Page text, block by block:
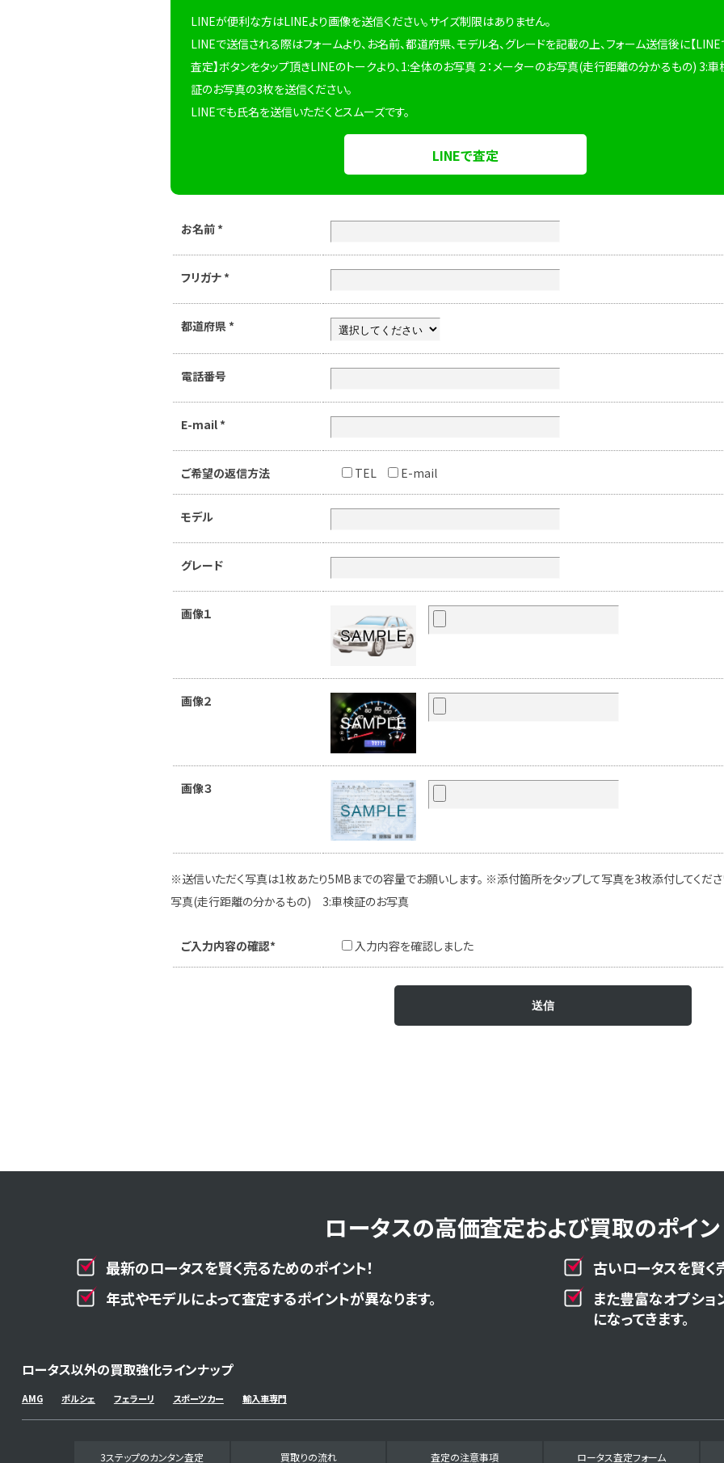
LINEが便利な方はLINEより画像を送信ください。サイズ制限はありません。
LINEで送信される際はフォームより、お名前、都道府県、モデル名、グレードを記載の上、フォーム送信後に【LINE
査定】ボタンをタップ頂きLINEのトークより、1:全体のお写真 ２：メーターのお写真(走行距離の分かるもの) 3:車
証のお写真の3枚を送信ください。
LINEでも氏名を送信いただくとスムーズです。
LINEで査定
お名前 *
フリガナ *
都道府県 *
電話番号
E-mail *
ご希望の返信方法 TEL E-mail
モデル
グレード
画像１
画像２
画像３
※送信いただく写真は1枚あたり5MBまでの容量でお願いします。 ※添付箇所をタップして写真を3枚添付してくだ
写真(走行距離の分かるもの) 3:車検証のお写真
ご入力内容の確認* 入力内容を確認しました
ロータスの高価査定および買取のポイン
最新のロータスを賢く売るためのポイント！
古いロータスを賢く
年式やモデルによって査定するポイントが異なります。
また豊富なオプシ
になってきます。
ロータス以外の買取強化ラインナップ
AMG ポルシェ フェラーリ スポーツカー 輸入車専門
3ステップのカンタン査定 買取りの流れ 査定の注意事項 ロータス査定フォーム